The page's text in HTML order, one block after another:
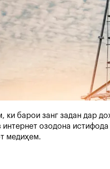
ки барои занг задан
озодона
медиҳем.